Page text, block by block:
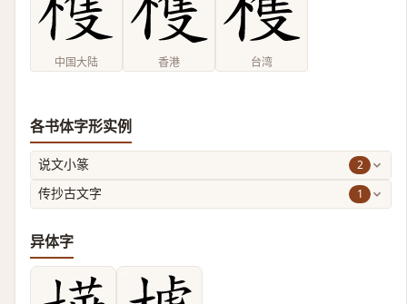
中国大陆 香港 台湾
各书体字形实例
说文小篆 2
传抄古文字 1
异体字